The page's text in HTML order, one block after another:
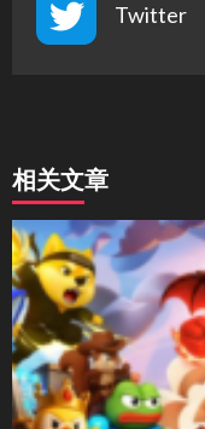
Twitter
相关文章